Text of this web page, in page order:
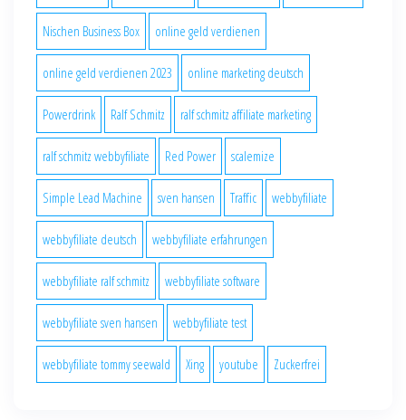
Nischen Business Box online geld verdienen
online geld verdienen 2023 online marketing deutsch
Powerdrink Ralf Schmitz ralf schmitz affiliate marketing
ralf schmitz webbyfiliate Red Power scalemize
Simple Lead Machine sven hansen Traffic webbyfiliate
webbyfiliate deutsch webbyfiliate erfahrungen
webbyfiliate ralf schmitz webbyfiliate software
webbyfiliate sven hansen webbyfiliate test
webbyfiliate tommy seewald Xing youtube Zuckerfrei